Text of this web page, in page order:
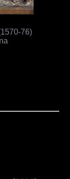
76)